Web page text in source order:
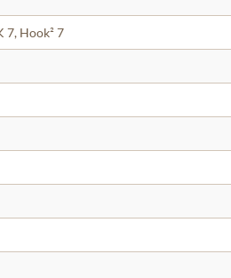
7, Hook² 7